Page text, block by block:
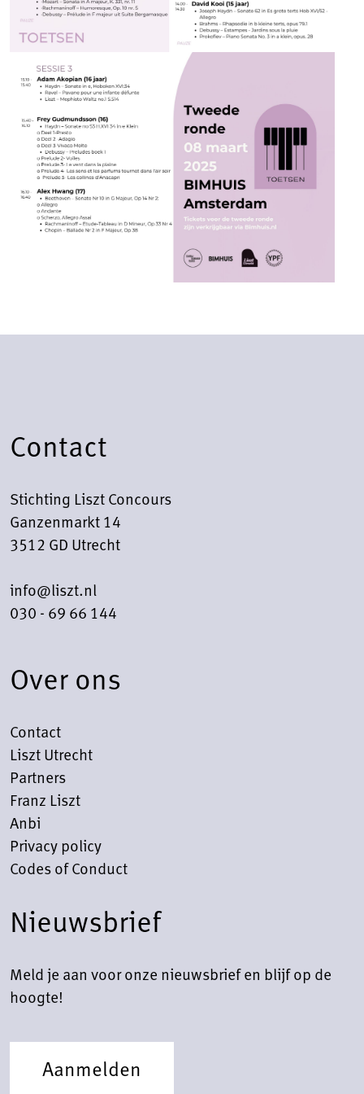
Contact
Stichting Liszt Concours
Ganzenmarkt 14
3512 GD Utrecht
info@liszt.nl
030 - 69 66 144
Over ons
Contact
Liszt Utrecht
Partners
Franz Liszt
Anbi
Privacy policy
Codes of Conduct
Nieuwsbrief
Meld je aan voor onze nieuwsbrief en blijf op de
hoogte!
Aanmelden